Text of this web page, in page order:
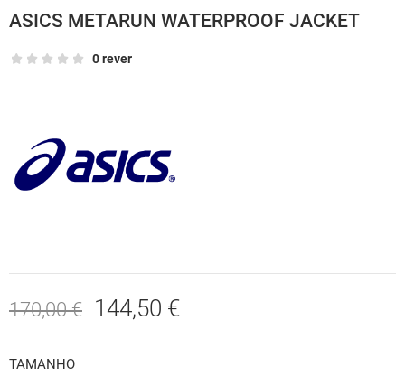
ASICS METARUN WATERPROOF JACKET
0 rever
170,00 € 144,50 €
TAMANHO